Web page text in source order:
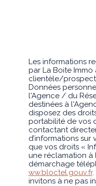
Les informations
par La Boite
clientèle/
Données
l'Agence / du
destinées à
disposez des
portabilité de vos
contactant
d’informations
que vos droits «
une réclamation à
démarchage
ww.bloctel.gouv.fr.
invitons à ne pas